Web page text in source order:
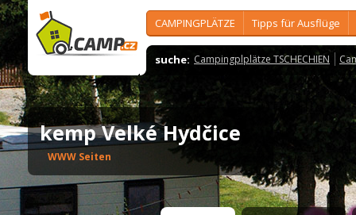
CAMPINGPLÄTZE Tipps für Ausflüge
suche: Campingplplätze TSCHECHIEN
kemp Velké Hydčice
WWW Seiten